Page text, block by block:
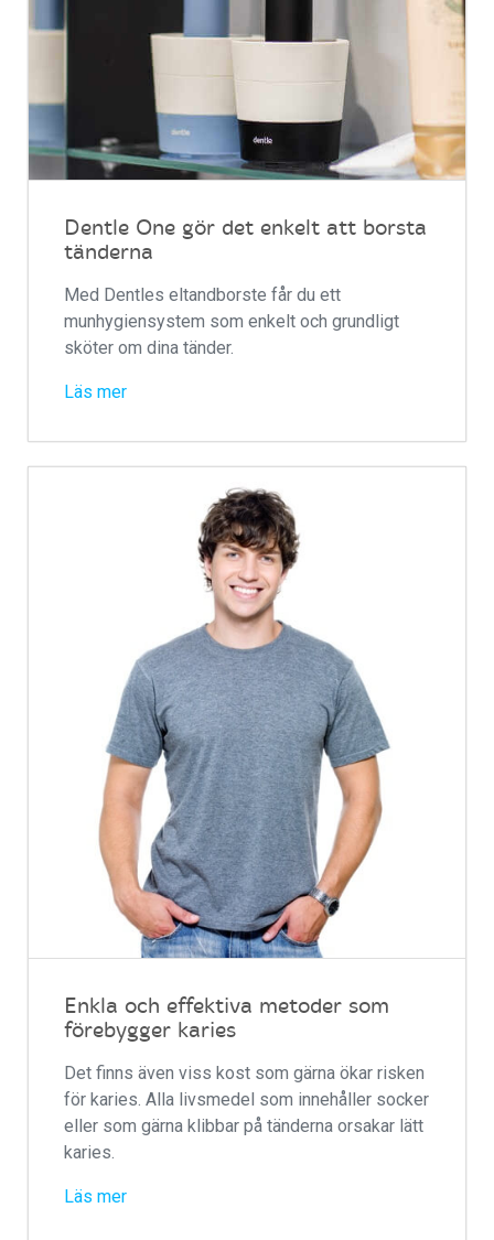
Dentle One gör det enkelt att borsta
tänderna
Med Dentles eltandborste får du ett
munhygiensystem som enkelt och grundligt
sköter om dina tänder.
Läs mer
Enkla och effektiva metoder som
förebygger karies
Det finns även viss kost som gärna ökar risken
för karies. Alla livsmedel som innehåller socker
eller som gärna klibbar på tänderna orsakar lätt
karies.
Läs mer